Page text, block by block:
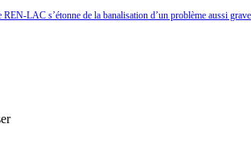
LAC s’étonne de la banalisation d’un problème aussi grave